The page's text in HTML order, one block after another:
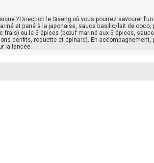
? Direction le Siseng où vous pourrez savourer
et pané à la japonaise, sauce basilic/lait de coco,
frais) ou le 5 épices (bœuf mariné aux 5 épices,
confits, roquette et épinard). En
la lancée.